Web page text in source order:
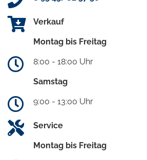
Verkauf
Montag bis Freitag
8:00 - 18:00 Uhr
Samstag
9:00 - 13:00 Uhr
Service
Montag bis Freitag